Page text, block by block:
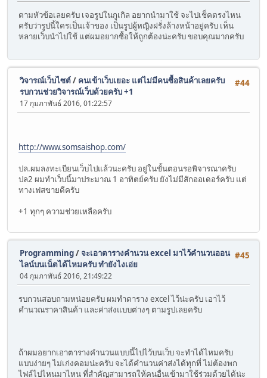
ตามหัวข้อเลยครับ เจอรูปในกูเกิล อยากนำมาใช้ จะไปเช็คตรงไหน
ครับว่ารูปนี้ใครเป็นเจ้าของ เป็นรูปผู้หญิงฝรั่งล้างหน้าอยู่ครับ เห็น
หลายเว็บนำไปใช้ แต่ผมอยากซื้อให้ถูกต้องน่ะครับ ขอบคุณมากครับ
#44
วิจารณ์เว็บไซต์/ คนเข้าเว็บเยอะ แต่ไม่มีคนซื้อสินค้าเลยครับ
รบกวนช่วยวิจารณ์เว็บด้วยครับ +1
17 กุมภาพันธ์ 2016, 01:22:57
http://www.somsaishop.com/
ปล.ผมลงทะเบียนเว็บไปแล้วนะครับ อยู่ในขั้นตอนรอพิจารณาครับ
ปล2 ผมทำเว็บนี้มาประมาณ 1 อาทิตย์ครับ ยังไม่มีสักออเดอร์ครับ แต่
ทางเฟสขายดีครับ
+1 ทุกๆ ความช่วยเหลือครับ
#45
Programming/จะเอาตารางคำนวน excel มาไว้คำนวนออน
ไลน์บนเน็ตได้ไหมครับ ทำยังไงเอ่ย
04 กุมภาพันธ์ 2016, 21:49:22
รบกวนสอบถามหน่อยครับ ผมทำตาราง excel ไว้น่ะครับ เอาไว้
คำนวณราคาสินค้า และค่าส่งแบบต่างๆ ตามรูปเลยครับ
ถ้าผมอยากเอาตารางคำนวนแบบนี้ไปไว้บนเว็บ จะทำได้ไหมครับ
แบบง่ายๆ ไม่เก่งคอมน่ะครับ จะได้คำนวนค่าส่งได้ทุกที่ ไม่ต้องพก
ไฟล์ไปไหนมาไหน ที่สำคัญสามารถให้คนอื่นเข้ามาใช้ร่วมด้วยได้น่ะ